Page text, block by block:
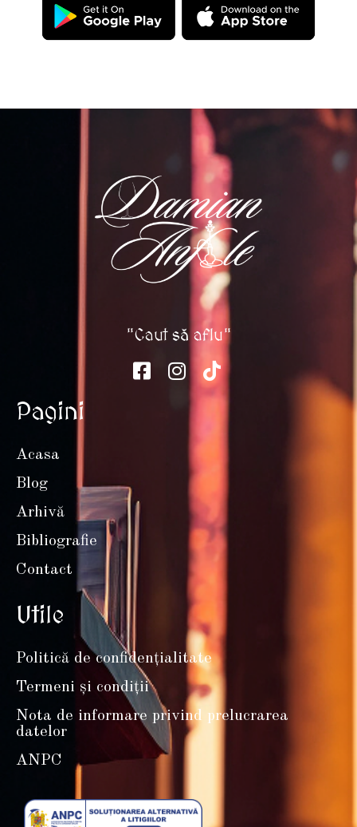
"Caut să aflu"
Pagini
Acasa
Blog
Arhivă
Bibliografie
Contact
Utile
Politică de confidențialitate
Termeni și condiții
Nota de informare privind prelucrarea
datelor
ANPC